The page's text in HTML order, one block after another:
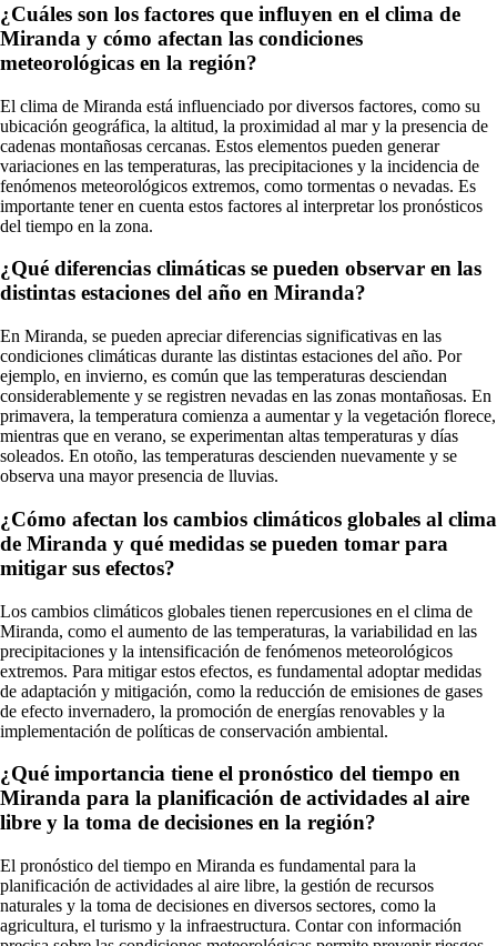
¿Cuáles son los factores que influyen en el clima de
Miranda y cómo afectan las condiciones
meteorológicas en la región?
El clima de Miranda está influenciado por diversos factores, como su
ubicación geográfica, la altitud, la proximidad al mar y la presencia de
cadenas montañosas cercanas. Estos elementos pueden generar
variaciones en las temperaturas, las precipitaciones y la incidencia de
fenómenos meteorológicos extremos, como tormentas o nevadas. Es
importante tener en cuenta estos factores al interpretar los pronósticos
del tiempo en la zona.
¿Qué diferencias climáticas se pueden observar en las
distintas estaciones del año en Miranda?
En Miranda, se pueden apreciar diferencias significativas en las
condiciones climáticas durante las distintas estaciones del año. Por
ejemplo, en invierno, es común que las temperaturas desciendan
considerablemente y se registren nevadas en las zonas montañosas. En
primavera, la temperatura comienza a aumentar y la vegetación florece,
mientras que en verano, se experimentan altas temperaturas y días
soleados. En otoño, las temperaturas descienden nuevamente y se
observa una mayor presencia de lluvias.
¿Cómo afectan los cambios climáticos globales al clima
de Miranda y qué medidas se pueden tomar para
mitigar sus efectos?
Los cambios climáticos globales tienen repercusiones en el clima de
Miranda, como el aumento de las temperaturas, la variabilidad en las
precipitaciones y la intensificación de fenómenos meteorológicos
extremos. Para mitigar estos efectos, es fundamental adoptar medidas
de adaptación y mitigación, como la reducción de emisiones de gases
de efecto invernadero, la promoción de energías renovables y la
implementación de políticas de conservación ambiental.
¿Qué importancia tiene el pronóstico del tiempo en
Miranda para la planificación de actividades al aire
libre y la toma de decisiones en la región?
El pronóstico del tiempo en Miranda es fundamental para la
planificación de actividades al aire libre, la gestión de recursos
naturales y la toma de decisiones en diversos sectores, como la
agricultura, el turismo y la infraestructura. Contar con información